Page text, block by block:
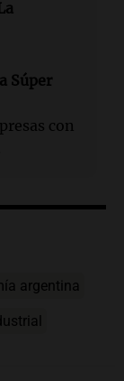
Súper
con
argentina